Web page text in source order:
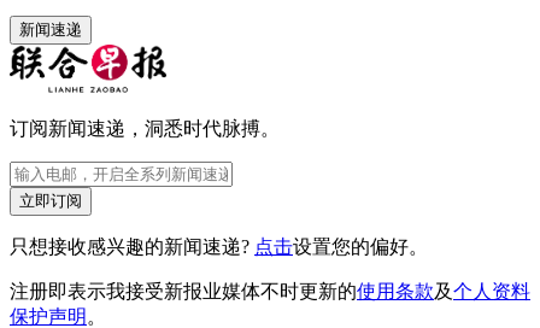
新闻速递
订阅新闻速递，洞悉时代脉搏。
立即订阅
只想接收感兴趣的新闻速递? 点击设置您的偏好。
注册即表示我接受新报业媒体不时更新的使用条款及个人资料
保护声明 。